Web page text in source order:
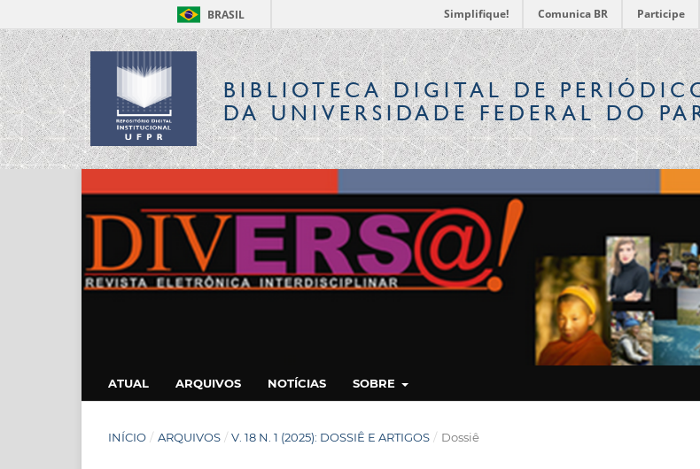
BRASIL Simplifique! Comunica BR Participe
BIBLIOTECA DIGITALDE
DA UNIVERSIDADE FEDERAL DO
ATUAL ARQUIVOS NOTÍCIAS SOBRE
INÍCIO / ARQUIVOS / V. 18 N. 1 (2025): DOSSIÊ E ARTIGOS / Dossiê